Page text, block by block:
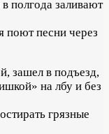
полгода заливают
поют песни через
зашел в подъезд,
на лбу и без
грязные